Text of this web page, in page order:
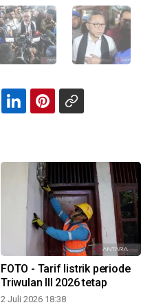
FOTO - Tarif listrik periode
Triwulan III 2026 tetap
2 Juli 2026 18:38